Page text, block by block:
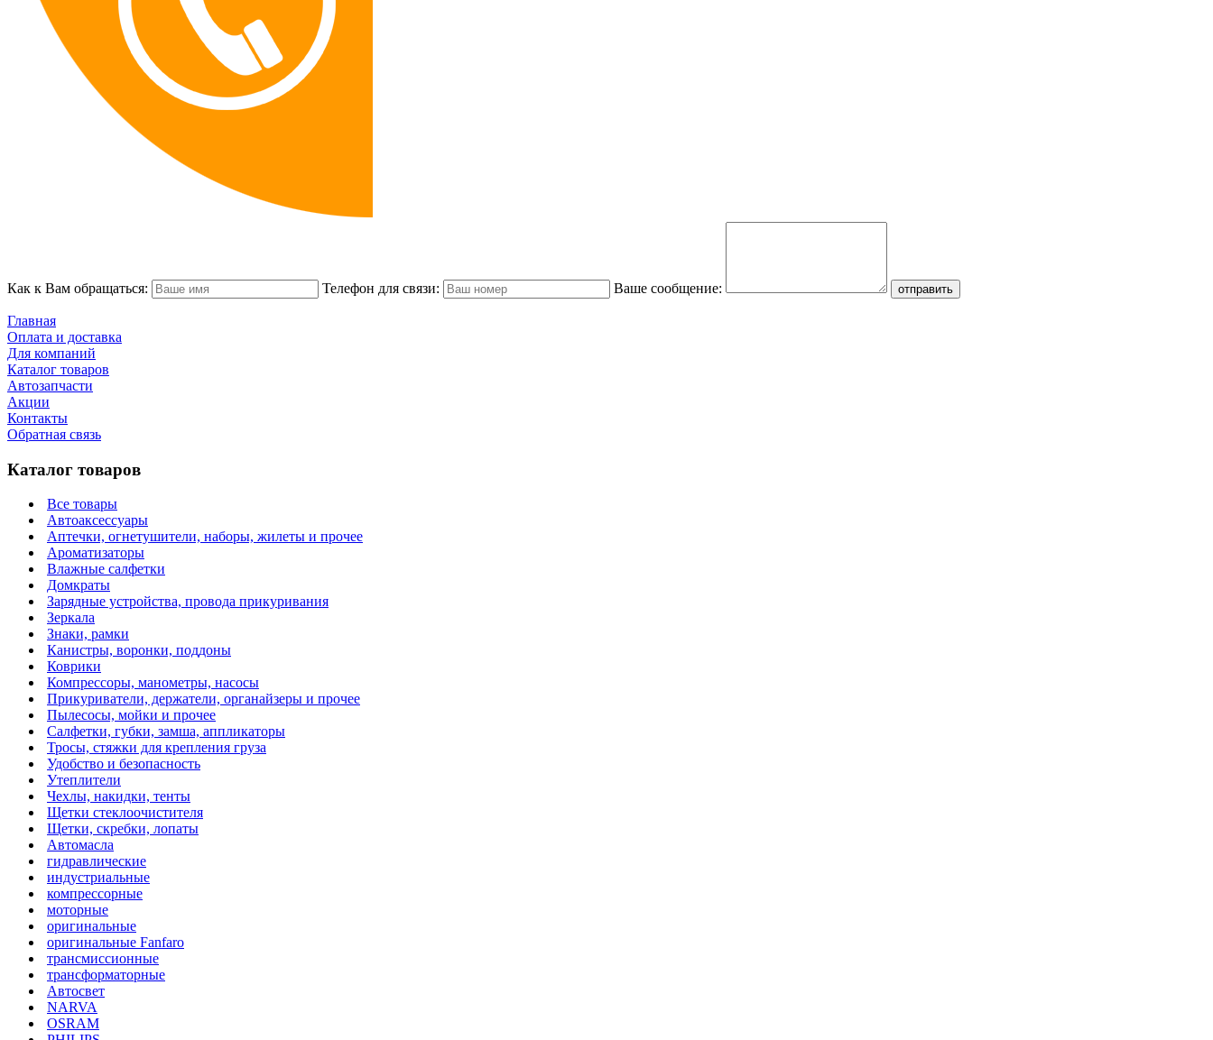
Как к Вам обращаться: Телефон для связи: Ваше сообщение:
Главная
Оплата и доставка
Для компаний
Каталог товаров
Автозапчасти
Акции
Контакты
Обратная связь
Каталог товаров
Все товары
Автоаксессуары
Аптечки, огнетушители, наборы, жилеты и прочее
Ароматизаторы
Влажные салфетки
Домкраты
Зарядные устройства, провода прикуривания
Зеркала
Знаки, рамки
Канистры, воронки, поддоны
Коврики
Компрессоры, манометры, насосы
Прикуриватели, держатели, органайзеры и прочее
Пылесосы, мойки и прочее
Салфетки, губки, замша, аппликаторы
Тросы, стяжки для крепления груза
Удобство и безопасность
Утеплители
Чехлы, накидки, тенты
Щетки стеклоочистителя
Щетки, скребки, лопаты
Автомасла
гидравлические
индустриальные
компрессорные
моторные
оригинальные
оригинальные Fanfaro
трансмиссионные
трансформаторные
Автосвет
NARVA
OSRAM